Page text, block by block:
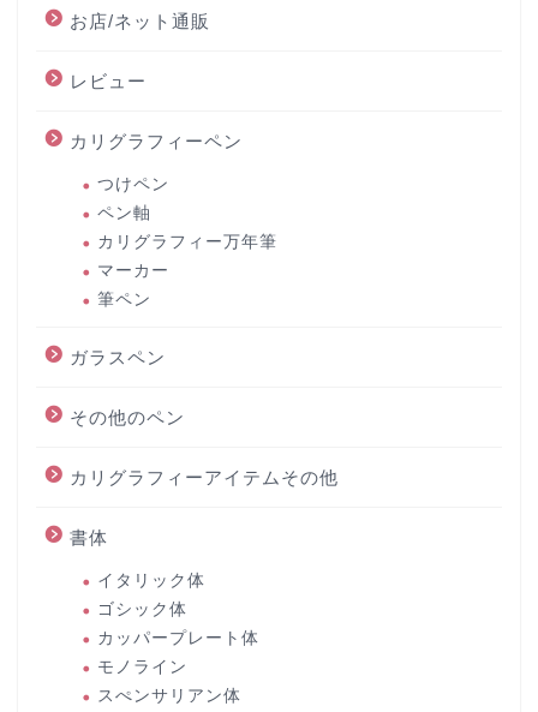
お店/ネット通販
レビュー
カリグラフィーペン
つけペン
ペン軸
カリグラフィー万年筆
マーカー
筆ペン
ガラスペン
その他のペン
カリグラフィーアイテムその他
書体
イタリック体
ゴシック体
カッパープレート体
モノライン
スぺンサリアン体